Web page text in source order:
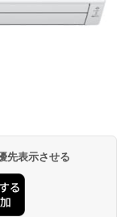
先表示させる